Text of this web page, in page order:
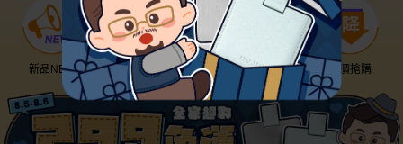
新品NEW 優惠神券 美幣回饋 降價搶購